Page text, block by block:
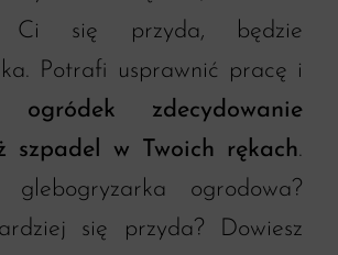
Ci się przyda, będzie
Potrafi usprawnić pracę i
ogródek zdecydowanie
szpadel w Twoich rękach.
glebogryzarka ogrodowa?
się przyda? Dowiesz